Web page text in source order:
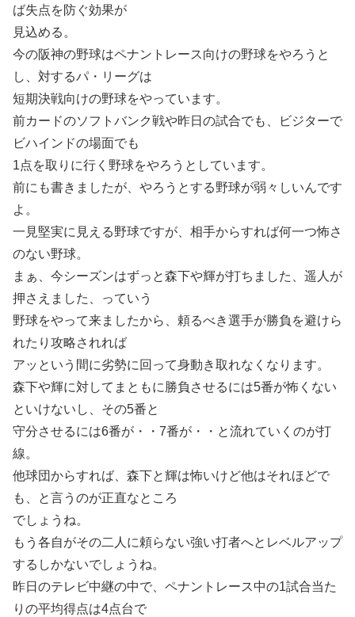
ば失点を防ぐ効果が
見込める。
今の阪神の野球はペナントレース向けの野球をやろうと
し、対するパ・リーグは
短期決戦向けの野球をやっています。
前カードのソフトバンク戦や昨日の試合でも、ビジターで
ビハインドの場面でも
1点を取りに行く野球をやろうとしています。
前にも書きましたが、やろうとする野球が弱々しいんです
よ。
一見堅実に見える野球ですが、相手からすれば何一つ怖さ
のない野球。
まぁ、今シーズンはずっと森下や輝が打ちました、遥人が
押さえました、っていう
野球をやって来ましたから、頼るべき選手が勝負を避けら
れたり攻略されれば
アッという間に劣勢に回って身動き取れなくなります。
森下や輝に対してまともに勝負させるには5番が怖くない
といけないし、その5番と
守分させるには6番が・・7番が・・と流れていくのが打
線。
他球団からすれば、森下と輝は怖いけど他はそれほどで
も、と言うのが正直なところ
でしょうね。
もう各自がその二人に頼らない強い打者へとレベルアップ
するしかないでしょうね。
昨日のテレビ中継の中で、ペナントレース中の1試合当た
りの平均得点は4点台で